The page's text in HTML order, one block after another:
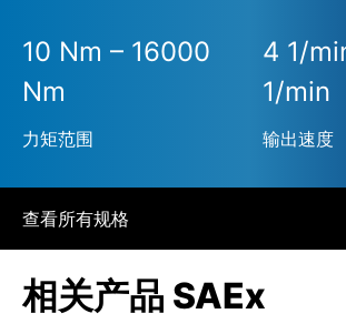
10 Nm – 16000
Nm
力矩范围
4 1/
1/min
输出速度
查看所有规格
相关产品 SAEx